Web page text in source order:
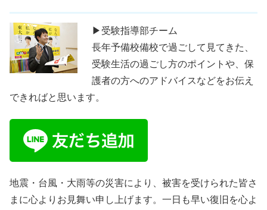
▶受験指導部チーム
長年予備校備校で過ごして見てきた、
受験生活の過ごし方のポイントや、保
護者の方へのアドバイスなどをお伝え
できればと思います。
地震・台風・大雨等の災害により、被害を受けられた皆さ
まに心よりお見舞い申し上げます。一日も早い復旧を心よ